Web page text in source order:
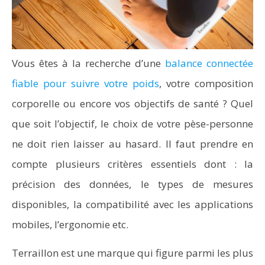
Vous êtes à la recherche d’une balance connectée
fiable pour suivre votre poids, votre composition
corporelle ou encore vos objectifs de santé ? Quel
que soit l’objectif, le choix de votre pèse-personne
ne doit rien laisser au hasard. Il faut prendre en
compte plusieurs critères essentiels dont : la
précision des données, le types de mesures
disponibles, la compatibilité avec les applications
mobiles, l’ergonomie etc.
Terraillon est une marque qui figure parmi les plus